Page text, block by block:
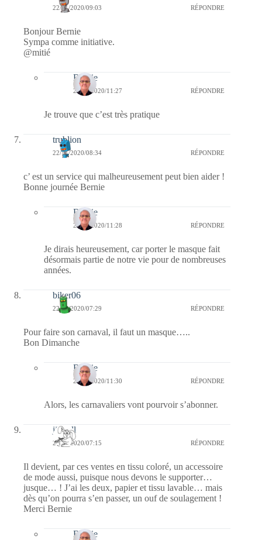
22/11/2020/09:03 RÉPONDRE
Bonjour Bernie
Sympa comme initiative.
@mitié
Bernie
22/11/2020/11:27 RÉPONDRE
Je trouve que c’est très pratique
trublion
22/11/2020/08:34 RÉPONDRE
c’ est un service qui malheureusement peut bien aider !
Bonne journée Bernie
Bernie
22/11/2020/11:28 RÉPONDRE
Je dirais heureusement, car porter le masque fait
désormais partie de notre vie pour de nombreuses
années.
biker06
22/11/2020/07:29 RÉPONDRE
Pour faire son carnaval, il faut un masque…..
Bon Dimanche
Bernie
22/11/2020/11:30 RÉPONDRE
Alors, les carnavaliers vont pourvoir s’abonner.
jill bill
22/11/2020/07:15 RÉPONDRE
Il devient, par ces ventes en tissu coloré, un accessoire
de mode aussi, puisque nous devons le supporter…
jusque… ! J’ai les deux, papier et tissu lavable… mais
dès qu’on pourra s’en passer, un ouf de soulagement !
Merci Bernie
Bernie